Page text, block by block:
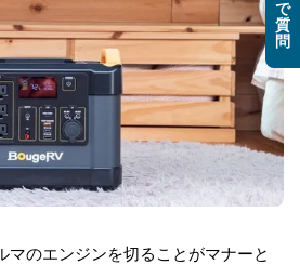
マのエンジンを切ることがマナーと
で
質
問